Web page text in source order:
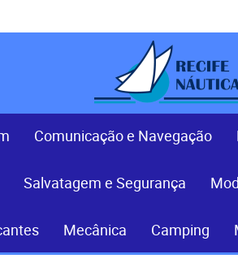
Comunicação e Navegação
Salvatagem e Segurança
Mecânica Camping